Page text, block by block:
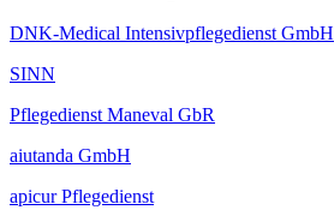
DNK-Medical Intensivpflegedienst GmbH
SINN
Pflegedienst Maneval GbR
aiutanda GmbH
apicur Pflegedienst